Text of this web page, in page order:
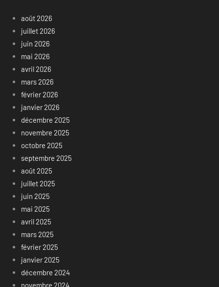
août 2026
juillet 2026
juin 2026
mai 2026
avril 2026
mars 2026
février 2026
janvier 2026
décembre 2025
novembre 2025
octobre 2025
septembre 2025
août 2025
juillet 2025
juin 2025
mai 2025
avril 2025
mars 2025
février 2025
janvier 2025
décembre 2024
novembre 2024